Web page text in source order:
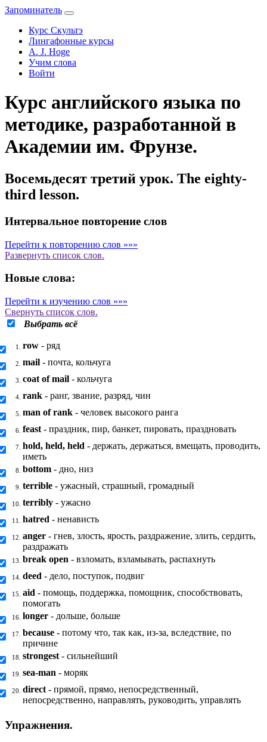
Запоминатель
Курс Скультэ
Лингафонные курсы
A. J. Hoge
Учим слова
Войти
Курс английского языка по
методике, разработанной в
Академии им. Фрунзе.
Восемьдесят третий урок. The eighty-
third lesson.
Интервальное повторение слов
Перейти к повторению слов »»»
Развернуть список слов.
Новые слова:
Перейти к изучению слов »»»
Свернуть список слов.
Выбрать всё
1. row - ряд
2. mail - почта, кольчуга
3. coat of mail - кольчуга
4. rank - ранг, звание, разряд, чин
5. man of rank - человек высокого ранга
6. feast - праздник, пир, банкет, пировать, праздновать
7. hold, held, held - держать, держаться, вмещать, проводить,
иметь
8. bottom - дно, низ
9. terrible - ужасный, страшный, громадный
10. terribly - ужасно
11. hatred - ненависть
12. anger - гнев, злость, ярость, раздражение, злить, сердить,
раздражать
13. break open - взломать, взламывать, распахнуть
14. deed - дело, поступок, подвиг
15. aid - помощь, поддержка, помощник, способствовать,
помогать
16. longer - дольше, больше
17. because - потому что, так как, из-за, вследствие, по
причине
18. strongest - сильнейший
19. sea-man - моряк
20. direct - прямой, прямо, непосредственный,
непосредственно, направлять, руководить, управлять
Упражнения.